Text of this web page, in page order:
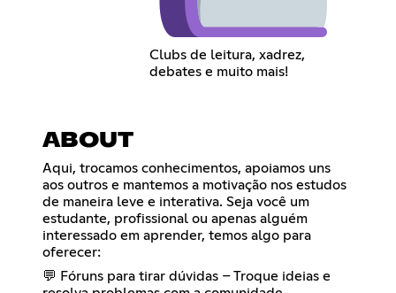
Clubs de leitura, xadrez,
debates e muito mais!
ABOUT
Aqui, trocamos conhecimentos, apoiamos uns
aos outros e mantemos a motivação nos estudos
de maneira leve e interativa. Seja você um
estudante, profissional ou apenas alguém
interessado em aprender, temos algo para
oferecer:
💬 Fóruns para tirar dúvidas – Troque ideias e